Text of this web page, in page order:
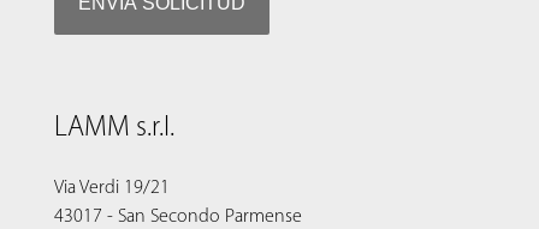
LAMM s.r.l.
Via Verdi 19/21
43017 - San Secondo Parmense